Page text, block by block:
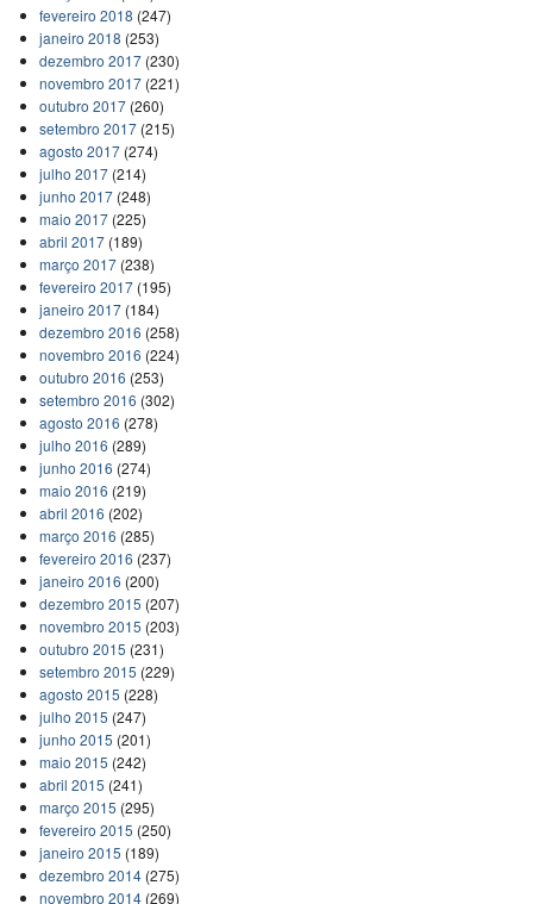
fevereiro 2018 (247)
janeiro 2018 (253)
dezembro 2017(230)
novembro 2017(221)
outubro 2017(260)
setembro 2017(215)
agosto 2017(274)
julho 2017(214)
junho 2017(248)
maio 2017(225)
abril 2017(189)
março 2017(238)
fevereiro 2017(195)
janeiro 2017(184)
dezembro 2016 (258)
novembro 2016 (224)
outubro 2016 (253)
setembro 2016 (302)
agosto 2016 (278)
julho 2016 (289)
junho 2016 (274)
maio 2016 (219)
abril 2016 (202)
março 2016 (285)
fevereiro 2016 (237)
janeiro 2016 (200)
dezembro 2015 (207)
novembro 2015 (203)
outubro 2015 (231)
setembro 2015 (229)
agosto 2015 (228)
julho 2015 (247)
junho 2015 (201)
maio 2015 (242)
abril 2015 (241)
março 2015 (295)
fevereiro 2015 (250)
janeiro 2015 (189)
dezembro 2014(275)
novembro 2014(269)